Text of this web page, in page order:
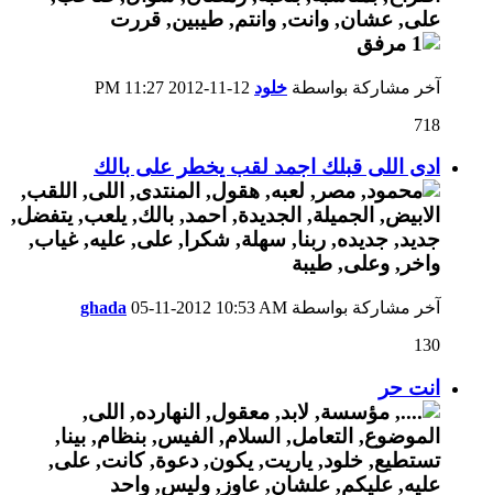
آخر مشاركة بواسطة خلود
11:27 PM
718
ادى اللى قبلك اجمد لقب يخطر على بالك
آخر مشاركة بواسطة ghada 05-11-2012 10:53 AM
130
انت حر